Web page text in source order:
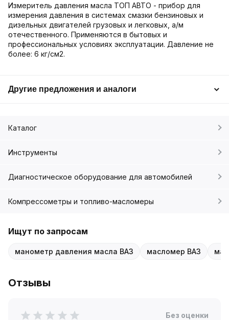
Измеритель давления масла ТОП АВТО - прибор для
измерения давления в системах смазки бензиновых и
дизельных двигателей грузовых и легковых, а/м
отечественного. Применяются в бытовых и
профессиональных условиях эксплуатации. Давление не
более: 6 кг/см2.
Другие предложения и аналоги
Каталог
Инструменты
Диагностическое оборудование для автомобилей
Компрессометры и топливо-масломеры
Ищут по запросам
манометр давления масла ВАЗ масломер ВАЗ
Отзывы
Без оценки